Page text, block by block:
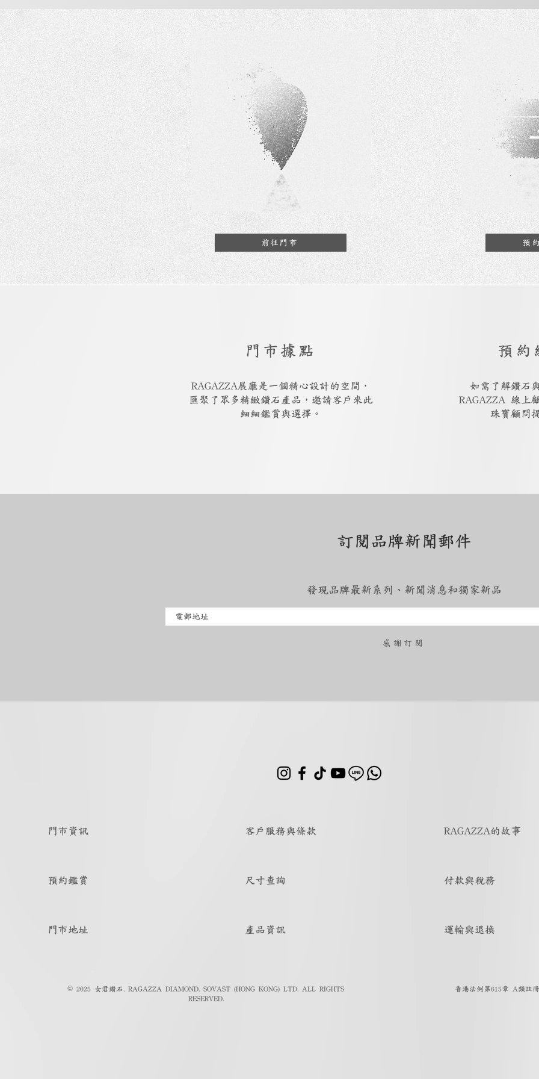
前往門市 預
門市據點
RAGAZZA展廳是一個精心設計的空間，
匯聚了眾多精緻鑽石產品，邀請客戶來此
細細鑑賞與選擇。
預約
如需了解鑽石
RAGAZZA 線上
珠寶顧問
訂閱品牌新聞郵件
發現品牌最新系列、新聞消息和獨家新品
​感謝訂閱
門市資訊
預約鑑賞
門市地址
客戶服務與條款
尺寸查詢
產品資訊
RAGAZZA的故事
付款與稅務
運輸與退換
© 2025 女君鑽石. RAGAZZA DIAMOND. SOVAST (HONG KONG) LTD. ALL RIGHTS
RESERVED.
香港法例第615章 A類註